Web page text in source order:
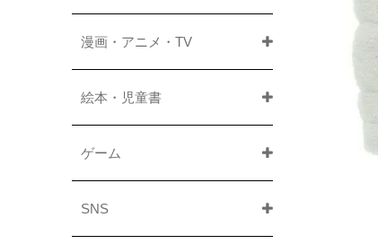
漫画・アニメ・TV
絵本・児童書
ゲーム
SNS